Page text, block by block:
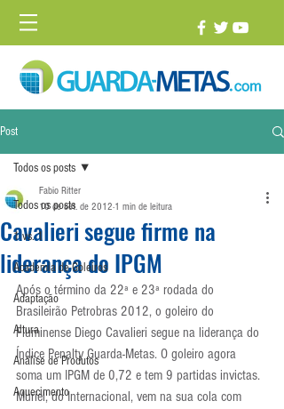
Post
Todos os posts
1 vs. 1
Academia de Goleiros
Adaptação
Altura
Análise de Produtos
Aquecimento
Todos os posts
Cavalieri segue firme na
liderança do IPGM
Fabio Ritter
10 de set. de 2012 1 min de leitura
Após o término da 22ª e 23ª rodada do
Brasileirão Petrobras 2012, o goleiro do
Fluminense Diego Cavalieri segue na liderança do
Índice Penalty Guarda-Metas. O goleiro agora
soma um IPGM de 0,72 e tem 9 partidas invictas.
Muriel, do Internacional, vem na sua cola com